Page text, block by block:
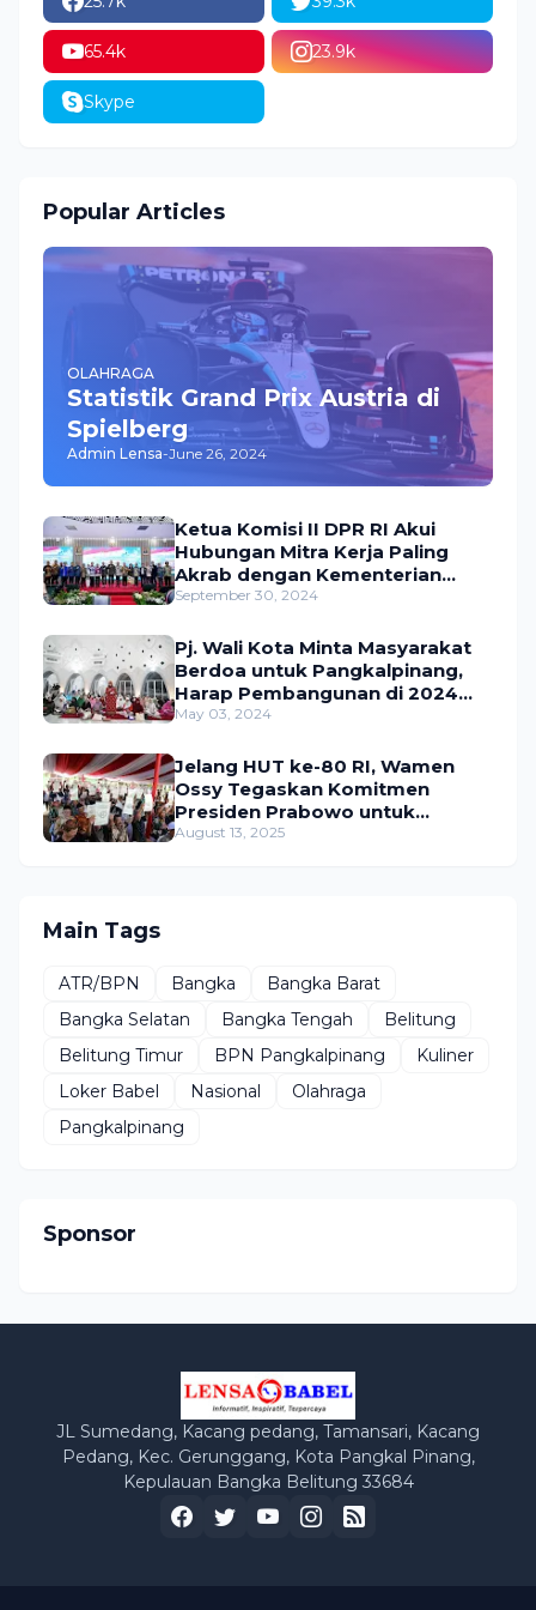
65.4k 23.9k
Skype
Popular Articles
OLAHRAGA
Statistik Grand Prix Austria di
Spielberg
Admin Lensa-June 26, 2024
Ketua Komisi II DPR RI Akui
Hubungan Mitra Kerja Paling
Akrab dengan Kementerian
ATR/BPN
September 30, 2024
Pj. Wali Kota Minta Masyarakat
Berdoa untuk Pangkalpinang,
Harap Pembangunan di 2024
Berjalan Lancar
May 03, 2024
Jelang HUT ke-80 RI, Wamen
Ossy Tegaskan Komitmen
Presiden Prabowo untuk
Menyejahterakan Rakyat
August 13, 2025
Main Tags
ATR/BPN Bangka
Bangka Barat
Bangka Selatan
Bangka Tengah
Belitung
Belitung Timur
BPN Pangkalpinang
Kuliner
Loker Babel
Nasional
Olahraga
Pangkalpinang
Sponsor
JL Sumedang, Kacang pedang, Tamansari, Kacang
Pedang, Kec. Gerunggang, Kota Pangkal Pinang,
Kepulauan Bangka Belitung 33684